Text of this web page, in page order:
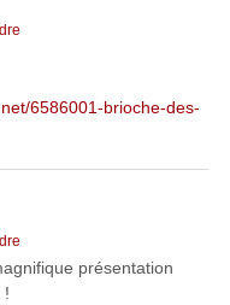
6586001-brioche-des-
présentation
!